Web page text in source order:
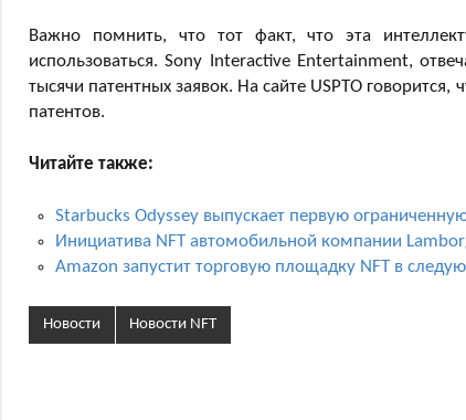
Важно помнить, что тот факт, что эта
использоваться. Sony Interactive Entertainment,
тысячи патентных заявок. На сайте USPTO
патентов.
Читайте также:
Starbucks Odyssey выпускает первую
Инициатива NFT автомобильной компании
Amazon запустит торговую площадку NFT в
Новости Новости NFT